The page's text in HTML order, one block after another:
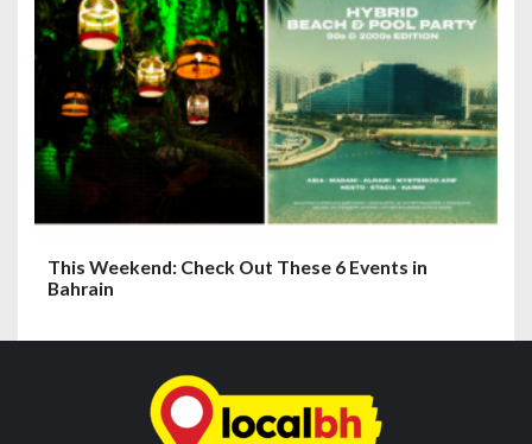
This Weekend: Check Out These 6 Events in
Bahrain